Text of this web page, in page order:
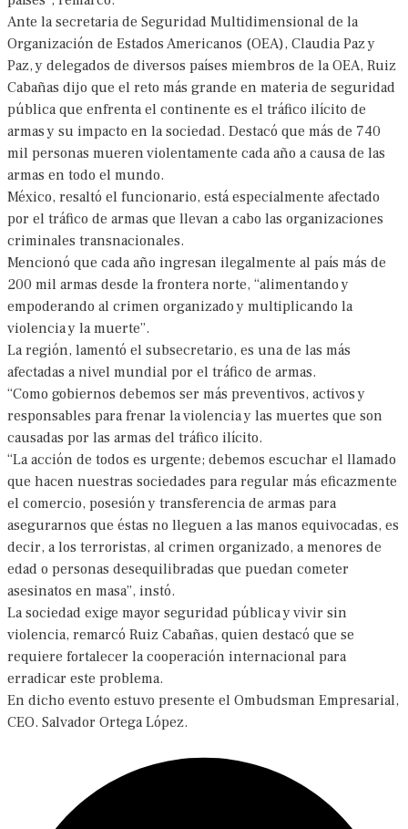
Ante la secretaria de Seguridad Multidimensional de la
Organización de Estados Americanos (OEA), Claudia Paz y
Paz, y delegados de diversos países miembros de la OEA, Ruiz
Cabañas dijo que el reto más grande en materia de seguridad
pública que enfrenta el continente es el tráfico ilícito de
armas y su impacto en la sociedad. Destacó que más de 740
mil personas mueren violentamente cada año a causa de las
armas en todo el mundo.
México, resaltó el funcionario, está especialmente afectado
por el tráfico de armas que llevan a cabo las organizaciones
criminales transnacionales.
Mencionó que cada año ingresan ilegalmente al paí­s más de
200 mil armas desde la frontera norte, “alimentando y
empoderando al crimen organizado y multiplicando la
violencia y la muerte”.
La región, lamentó el subsecretario, es una de las más
afectadas a nivel mundial por el tráfico de armas.
“Como gobiernos debemos ser más preventivos, activos y
responsables para frenar la violencia y las muertes que son
causadas por las armas del tráfico ilícito.
“La acción de todos es urgente; debemos escuchar el llamado
que hacen nuestras sociedades para regular más eficazmente
el comercio, posesión y transferencia de armas para
asegurarnos que éstas no lleguen a las manos equivocadas, es
decir, a los terroristas, al crimen organizado, a menores de
edad o personas desequilibradas que puedan cometer
asesinatos en masa”, instó.
La sociedad exige mayor seguridad pública y vivir sin
violencia, remarcó Ruiz Cabañas, quien destacó que se
requiere fortalecer la cooperación internacional para
erradicar este problema.
En dicho evento estuvo presente el Ombudsman Empresarial,
CEO. Salvador Ortega López.